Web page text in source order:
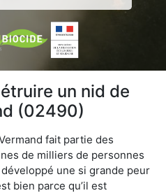
un nid de
(02490)
fait partie des
de milliers de personnes
une si grande peur
bien parce qu’il est